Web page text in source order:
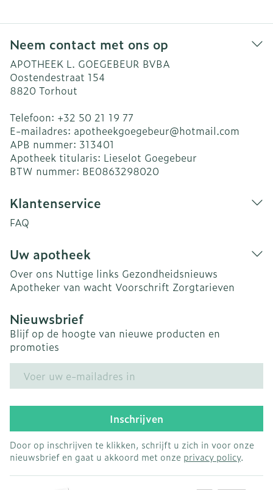
Neem contact met ons op
APOTHEEK L. GOEGEBEUR BVBA
Oostendestraat 154
8820 Torhout
Telefoon: +32 50 21 19 77
E-mailadres: apotheekgoegebeur@hotmail.com
APB nummer: 313401
Apotheek titularis: Lieselot Goegebeur
BTW nummer: BE0863298020
Klantenservice
FAQ
Uw apotheek
Over ons Nuttige links Gezondheidsnieuws
Apotheker van wacht Voorschrift Zorgtarieven
Nieuwsbrief
Blijf op de hoogte van nieuwe producten en
promoties
Inschrijven
Door op inschrijven te klikken, schrijft u zich in voor onze
nieuwsbrief en gaat u akkoord met onze privacy policy.